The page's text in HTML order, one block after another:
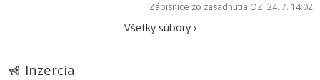
Zápisnice zo zasadnutia OZ, 24. 7. 14:02
Všetky súbory ›
Inzercia